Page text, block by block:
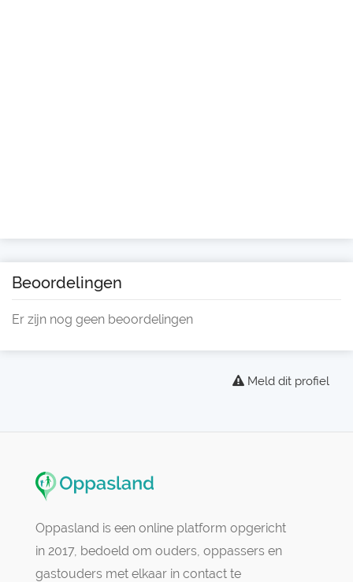
Beoordelingen
Er zijn nog geen beoordelingen
Meld dit profiel
Oppasland is een online platform opgericht
in 2017, bedoeld om ouders, oppassers en
gastouders met elkaar in contact te